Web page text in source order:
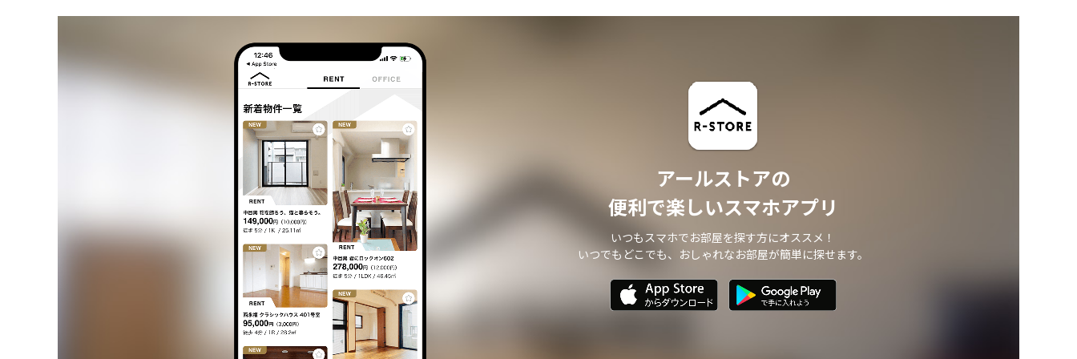
場合
本サイトは、取り扱う個人情報の漏洩、滅失またはき損の防止その他の個人情報
個人情報の委託について
本サイトは、個人情報の取り扱いの全部または一部を第三者に委託する場合は、
当該第三者について厳正な調査を行い、 取り扱いを委託された個人情報の安全管
理が図られるよう当該第三者に対する必要かつ適切な監督を行います。
また、コンサルティング、プライバシーマーク申請、ISMS申請業務におきまして
第三者と共同して業務を遂行する場合に 個人情報の取り扱いを委託する場合 があ
ります。
個人情報の第三者提供について
本サイトは、個人情報保護法等の法令に定めのある場合を除き、 個人情報をあら
かじめご本人の同意を得ることなく、第三者に提供いたしません。
個人情報の開示・訂正等について
本サイトは、ご本人から自己の個人情報についての開示の請求がある場合、速や
かに開示をいたします。
その際、ご本人であることが確認できない場合 には、開示に応じません。
アールストアの
便利で楽しいスマホアプリ
いつもスマホでお部屋を探す方にオススメ！
いつでもどこでも、おしゃれなお部屋が簡単に探せます。